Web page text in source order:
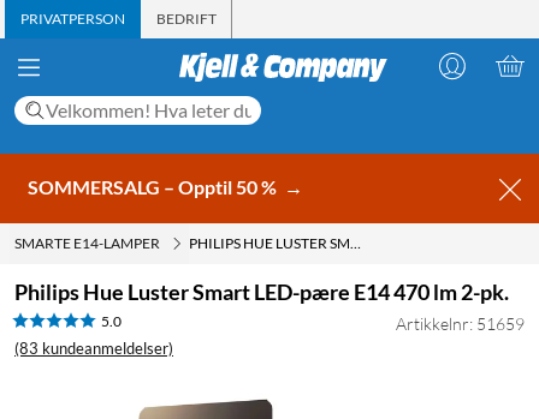
PRIVATPERSON BEDRIFT
SOMMERSALG – Opptil 50 % →
SMARTE E14-LAMPER PHILIPS HUE LUSTER SMART LED-PÆRE E14 470 LM 2-PK.
Philips Hue Luster Smart LED-pære E14 470 lm 2-pk.
5.0
(83 kundeanmeldelser)
Artikkelnr: 51659